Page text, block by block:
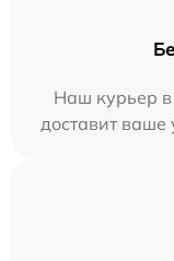
Наш курьер
доставит ваше